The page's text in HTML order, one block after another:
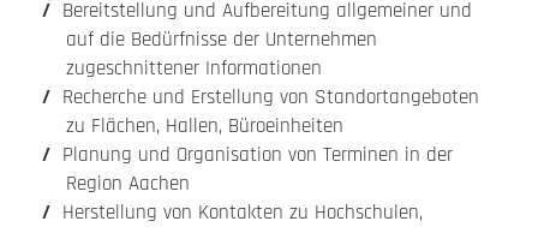
Bereitstellung und Aufbereitung allgemeiner und
auf die Bedürfnisse der Unternehmen
zugeschnittener Informationen
Recherche und Erstellung von Standortangeboten
zu Flächen, Hallen, Büroeinheiten
Planung und Organisation von Terminen in der
Region Aachen
Herstellung von Kontakten zu Hochschulen,